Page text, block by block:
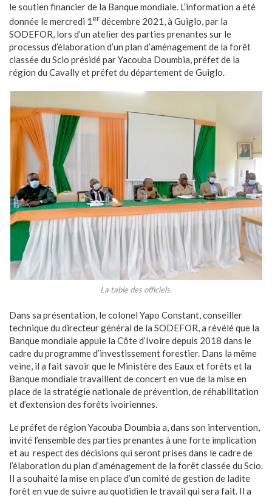
le soutien financier de la Banque mondiale. L’information a été
donnée le mercredi 1er décembre 2021, à Guiglo, par la
SODEFOR, lors d’un atelier des parties prenantes sur le
processus d’élaboration d’un plan d’aménagement de la forêt
classée du Scio présidé par Yacouba Doumbia, préfet de la
région du Cavally et préfet du département de Guiglo.
La table des officiels.
Dans sa présentation, le colonel Yapo Constant, conseiller
technique du directeur général de la SODEFOR, a révélé que la
Banque mondiale appuie la Côte d’Ivoire depuis 2018 dans le
cadre du programme d’investissement forestier. Dans la même
veine, il a fait savoir que le Ministère des Eaux et forêts et la
Banque mondiale travaillent de concert en vue de la mise en
place de la stratégie nationale de prévention, de réhabilitation
et d’extension des forêts ivoiriennes.
Le préfet de région Yacouba Doumbia a, dans son intervention,
invité l’ensemble des parties prenantes à une forte implication
et au respect des décisions qui seront prises dans le cadre de
l’élaboration du plan d’aménagement de la forêt classée du Scio.
Il a souhaité la mise en place d’un comité de gestion de ladite
forêt en vue de suivre au quotidien le travail qui sera fait. Il a